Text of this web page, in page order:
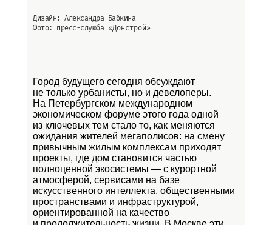
Дизайн: Александра Бабкина
Фото: пресс-слуюба «Донстрой»
Город будущего сегодня обсуждают
не только урбанисты, но и девелоперы.
На Петербургском международном
экономическом форуме этого года одной
из ключевых тем стало то, как меняются
ожидания жителей мегаполисов: на смену
привычным жилым комплексам приходят
проекты, где дом становится частью
полноценной экосистемы — с курортной
атмосферой, сервисами на базе
искусственного интеллекта, общественными
пространствами и инфраструктурой,
ориентированной на качество